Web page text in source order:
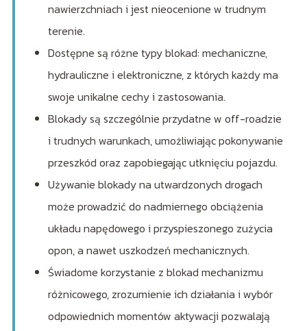
nawierzchniach i jest nieocenione w trudnym
terenie.
Dostępne są różne typy blokad: mechaniczne,
hydrauliczne i elektroniczne, z których każdy ma
swoje unikalne cechy i zastosowania.
Blokady są szczególnie przydatne w off-roadzie
i trudnych warunkach, umożliwiając pokonywanie
przeszkód oraz zapobiegając utknięciu pojazdu.
Używanie blokady na utwardzonych drogach
może prowadzić do nadmiernego obciążenia
układu napędowego i przyspieszonego zużycia
opon, a nawet uszkodzeń mechanicznych.
Świadome korzystanie z blokad mechanizmu
różnicowego, zrozumienie ich działania i wybór
odpowiednich momentów aktywacji pozwalają